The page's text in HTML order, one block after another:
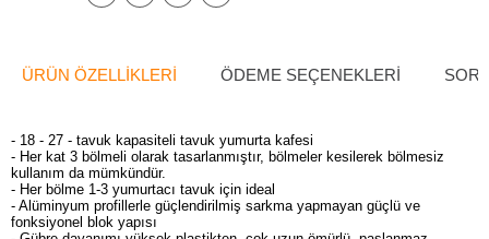
ÜRÜN ÖZELLIKLERI ÖDEME SEÇENEKLERI
- 18 - 27 - tavuk kapasiteli tavuk yumurta kafesi
- Her kat 3 bölmeli olarak tasarlanmıştır, bölmeler kesilerek bölmesiz
kullanım da mümkündür.
- Her bölme 1-3 yumurtacı tavuk için ideal
- Alüminyum profillerle güçlendirilmiş sarkma yapmayan güçlü ve
fonksiyonel blok yapısı